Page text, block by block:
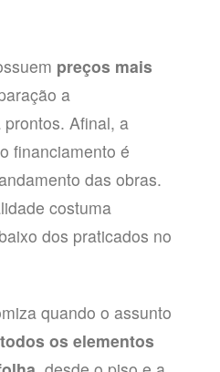
preços mais
a
Afinal, a
financiamento é
das obras.
costuma
dos praticados no
quando o assunto
todos os elementos